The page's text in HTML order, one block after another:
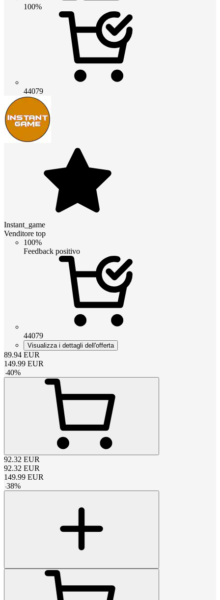
100%
44079
Instant_game
Venditore top
100%
Feedback positivo
44079
Visualizza i dettagli dell'offerta
89.94 EUR
149.99 EUR
-40%
92.32 EUR
92.32 EUR
149.99 EUR
-38%